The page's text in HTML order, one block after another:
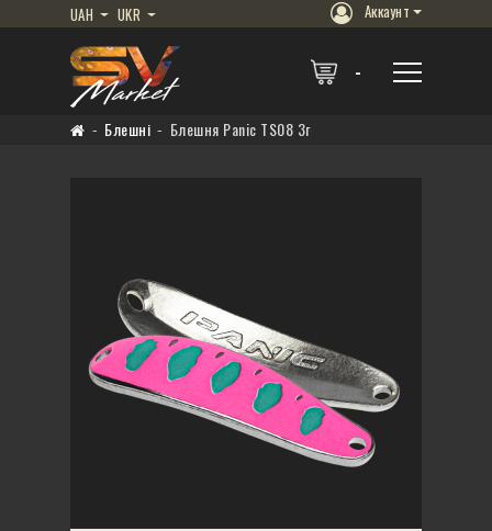
UAH UKR Аккаунт
Блешні Блешня Panic TS08 3г